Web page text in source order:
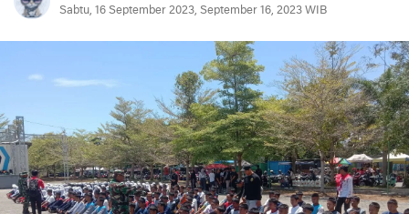
Sabtu, 16 September 2023, September 16, 2023 WIB